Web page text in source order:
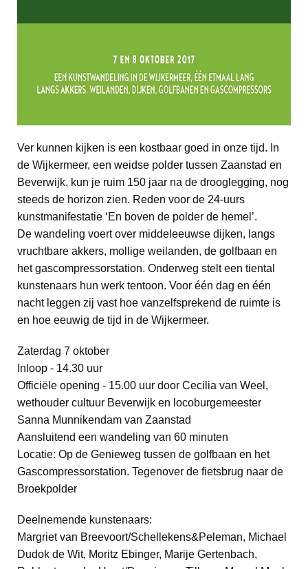
Ver kunnen kijken is een kostbaar goed in onze tijd. In
de Wijkermeer, een weidse polder tussen Zaanstad en
Beverwijk, kun je ruim 150 jaar na de drooglegging, nog
steeds de horizon zien. Reden voor de 24-uurs
kunstmanifestatie ‘En boven de polder de hemel’.
De wandeling voert over middeleeuwse dijken, langs
vruchtbare akkers, mollige weilanden, de golfbaan en
het gascompressorstation. Onderweg stelt een tiental
kunstenaars hun werk tentoon. Voor één dag en één
nacht leggen zij vast hoe vanzelfsprekend de ruimte is
en hoe eeuwig de tijd in de Wijkermeer.
Zaterdag 7 oktober
Inloop - 14.30 uur
Officiële opening - 15.00 uur door Cecilia van Weel,
wethouder cultuur Beverwijk en locoburgemeester
Sanna Munnikendam van Zaanstad
Aansluitend een wandeling van 60 minuten
Locatie: Op de Genieweg tussen de golfbaan en het
Gascompressorstation. Tegenover de fietsbrug naar de
Broekpolder
Deelnemende kunstenaars:
Margriet van Breevoort/Schellekens&Peleman, Michael
Dudok de Wit, Moritz Ebinger, Marije Gertenbach,